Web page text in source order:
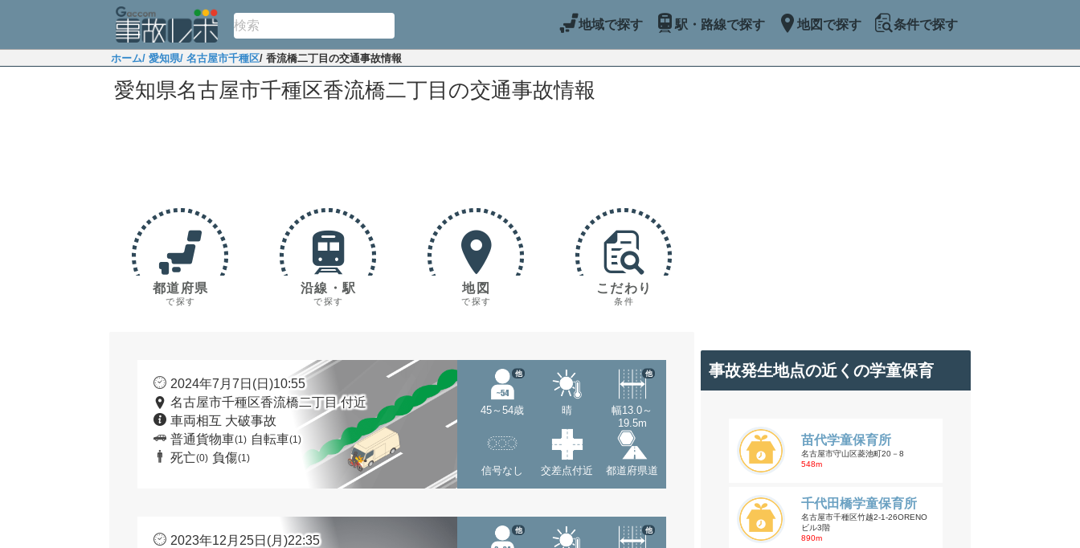
地域で探す 駅・路線で探す 地図で探す 条件で探す
ホーム/ 愛知県/ 名古屋市千種区/ 香流橋二丁目の交通事故情報
愛知県名古屋市千種区香流橋二丁目の交通事故情報
都道府県
で探す
沿線・駅
で探す
地図
で探す
こだわり
条件
2024年7月7日(日)10:55
名古屋市千種区香流橋二丁目 付近
車両相互 大破事故
普通貨物車(1) 自転車(1)
死亡(0) 負傷(1)
45～54歳
他
晴
幅13.0～
19.5m
他
信号なし 交差点付近 都道府県道
2023年12月25日(月)22:35
他 他
事故発生地点の近くの学童保育
苗代学童保育所
名古屋市守山区菱池町20－8
548m
千代田橋学童保育所
名古屋市千種区竹越2-1-26ORENO
ビル3階
890m